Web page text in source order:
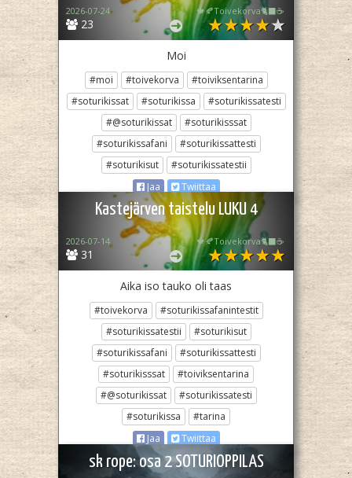
23
2026-07-24 🍁🍂Toivekorva🐈‍⬛☕
Moi
#moi #toivekorva
#toiviksentarina
#soturikissat
#soturikissa
#soturikissatesti
#@soturikissat
#soturikisssat
#soturikissafani
#soturikissattesti
#soturikisut
#soturikissatestii
Jaa
Twiittaa
Kastejärven taistelu LUKU 4
31
2026-07-14 🍁🍂Toivekorva🐈‍⬛☕
Aika iso tauko oli taas
#toivekorva
#soturikissafanintestit
#soturikissatestii
#soturikisut
#soturikissafani
#soturikissattesti
#soturikisssat
#toiviksentarina
#@soturikissat
#soturikissatesti
#soturikissa
#tarina
Jaa
Twiittaa
sk rope: osa 2 SOTURIOPPILAS